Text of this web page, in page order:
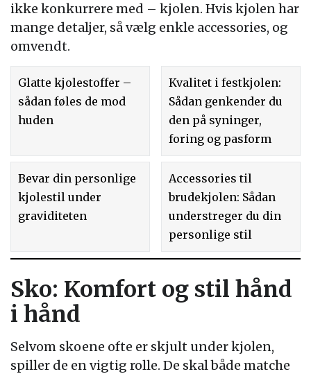
ikke konkurrere med – kjolen. Hvis kjolen har
mange detaljer, så vælg enkle accessories, og
omvendt.
Glatte kjolestoffer –
sådan føles de mod
huden
Kvalitet i festkjolen:
Sådan genkender du
den på syninger,
foring og pasform
Bevar din personlige
kjolestil under
graviditeten
Accessories til
brudekjolen: Sådan
understreger du din
personlige stil
Sko: Komfort og stil hånd
i hånd
Selvom skoene ofte er skjult under kjolen,
spiller de en vigtig rolle. De skal både matche